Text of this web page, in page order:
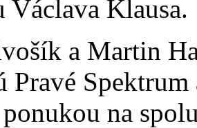
Václava Klausa.
a Martin
Pravé
na